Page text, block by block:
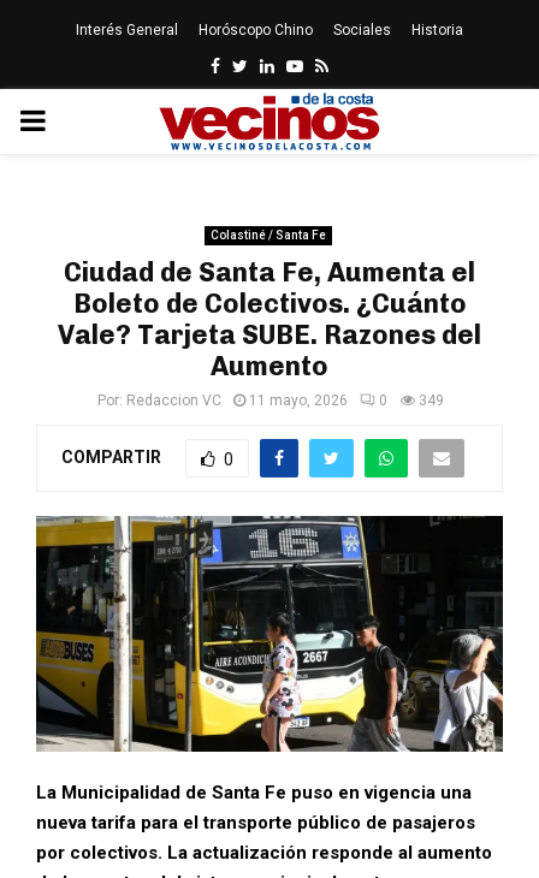
Interés General Horóscopo Chino Sociales Historia
Facebook
Twitter
LinkedinYoutube
Rss
PRIMARY
Colastiné / Santa Fe
Ciudad de Santa Fe, Aumenta el
Boleto de Colectivos. ¿Cuánto
Vale? Tarjeta SUBE. Razones del
Aumento
Por: Redaccion VC 11 mayo, 2026 0 349
COMPARTIR 0
La Municipalidad de Santa Fe puso en vigencia una
nueva tarifa para el transporte público de pasajeros
por colectivos. La actualización responde al aumento